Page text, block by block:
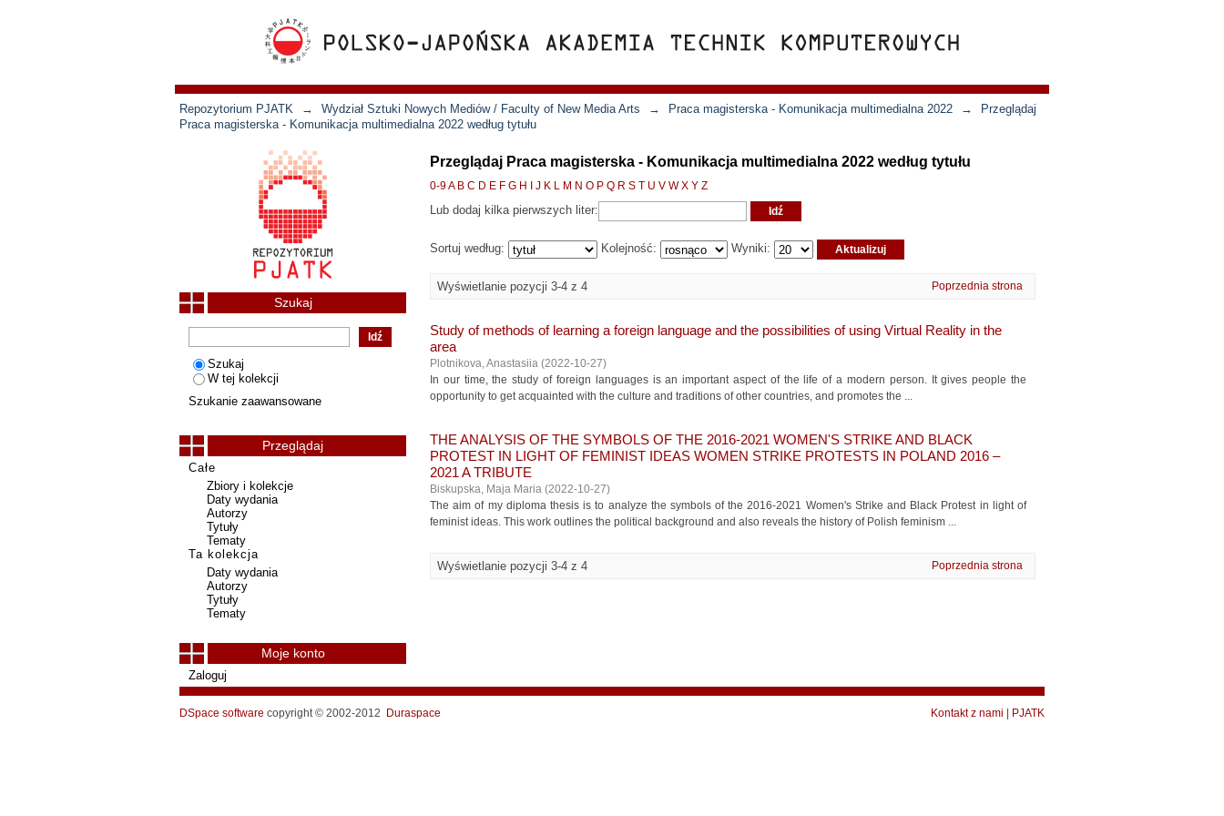
Repozytorium PJATK → Wydział Sztuki Nowych Mediów / Faculty of New Media Arts → Praca magisterska - Komunikacja multimedialna 2022 →
Przeglądaj
Praca magisterska - Komunikacja multimedialna 2022 według tytułu
Przeglądaj Praca magisterska - Komunikacja multimedialna 2022 według tytułu
0-9A B C D E F G H J K L M N O P Q R S T U V W X Y Z
Lub dodaj kilka pierwszych liter:
Sortuj według: Kolejność: Wyniki:
Wyświetlanie pozycji 3-4 z 4 Poprzednia strona
Study of methods of learning a foreign language and the possibilities of using Virtual Reality in the
area
Plotnikova, Anastasiia (2022-10-27)
In our time, the study of foreign languages is an important aspect of the life of a modern person. It gives people the
opportunity to get acquainted with the culture and traditions of other countries, and promotes the ...
THE ANALYSIS OF THE SYMBOLS OF THE 2016-2021 WOMEN'S STRIKE AND BLACK
PROTEST IN LIGHT OF FEMINIST IDEAS WOMEN STRIKE PROTESTS IN POLAND 2016 –
2021 A TRIBUTE
Biskupska, Maja Maria (2022-10-27)
The aim of my diploma thesis is to analyze the symbols of the 2016-2021 Women's Strike and Black Protest in light of
feminist ideas. This work outlines the political background and also reveals the history of Polish feminism ...
Wyświetlanie pozycji 3-4 z 4 Poprzednia strona
Szukaj
Szukaj
W tej kolekcji
Szukanie zaawansowane
Przeglądaj
Całe
Zbiory i kolekcje
Daty wydania
Autorzy
Tytuły
Tematy
Ta kolekcja
Daty wydania
Autorzy
Tytuły
Tematy
Moje konto
Zaloguj
DSpace software copyright © 2002-2012 Duraspace Kontakt z nami PJATK